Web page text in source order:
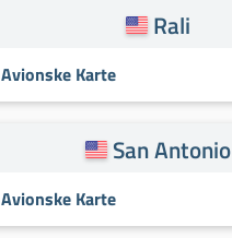
Rali
Avionske Karte
San Antonio
Avionske Karte